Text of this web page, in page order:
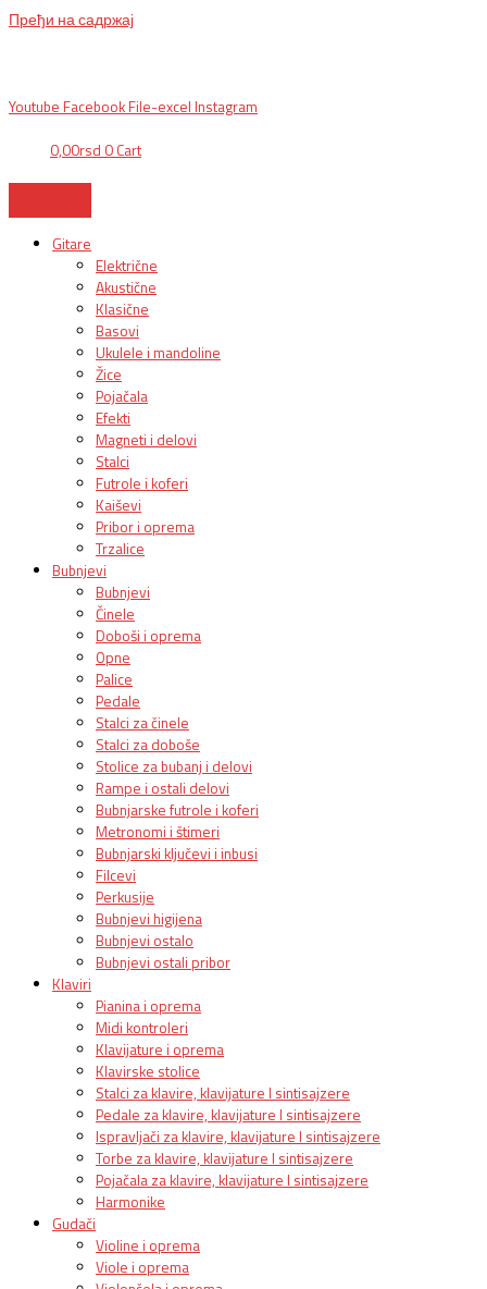
Пређи на садржај
Youtube Facebook File-excel Instagram
0,00rsd 0 Cart
Gitare
Električne
Akustične
Klasične
Basovi
Ukulele i mandoline
Žice
Pojačala
Efekti
Magneti i delovi
Stalci
Futrole i koferi
Kaiševi
Pribor i oprema
Trzalice
Bubnjevi
Bubnjevi
Činele
Doboši i oprema
Opne
Palice
Pedale
Stalci za činele
Stalci za doboše
Stolice za bubanj i delovi
Rampe i ostali delovi
Bubnjarske futrole i koferi
Metronomi i štimeri
Bubnjarski ključevi i inbusi
Filcevi
Perkusije
Bubnjevi higijena
Bubnjevi ostalo
Bubnjevi ostali pribor
Klaviri
Pianina i oprema
Midi kontroleri
Klavijature i oprema
Klavirske stolice
Stalci za klavire, klavijature I sintisajzere
Pedale za klavire, klavijature I sintisajzere
Ispravljači za klavire, klavijature I sintisajzere
Torbe za klavire, klavijature I sintisajzere
Pojačala za klavire, klavijature I sintisajzere
Harmonike
Gudači
Violine i oprema
Viole i oprema